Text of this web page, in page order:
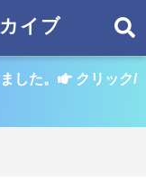
イブ
した。
クリック/